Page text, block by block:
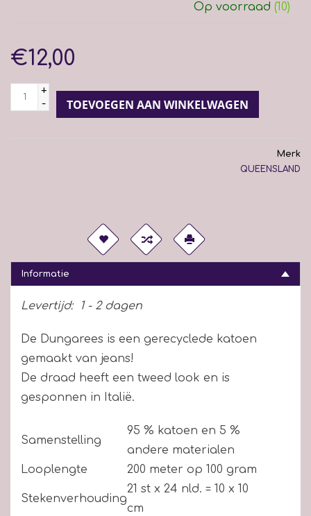
Op voorraad (10)
€12,00
+
-
TOEVOEGEN AAN WINKELWAGEN
Merk
QUEENSLAND
Informatie
Levertijd: 1 - 2 dagen
De Dungarees is een gerecyclede katoen
gemaakt van jeans!
De draad heeft een tweed look en is
gesponnen in Italië.
Samenstelling
95 % katoen en 5 %
andere materialen
Looplengte
200 meter op 100 gram
Stekenverhouding
21 st x 24 nld. = 10 x 10
cm